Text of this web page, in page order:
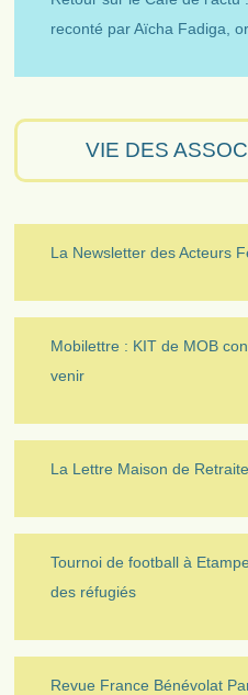
reconté par Aïcha Fadiga,
VIE DES
La Newsletter des Acteurs
Mobilettre : KIT de MOB
venir
La Lettre Maison de
Tournoi de football à
des réfugiés
Revue France Bénévolat